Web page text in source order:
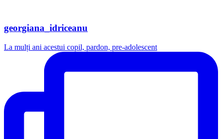
georgiana_idriceanu
La mulți ani acestui copil, pardon, pre-adolescent